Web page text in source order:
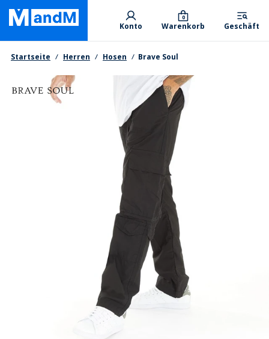
Skip
main
content
Primary departments
Konto Warenkorb
0
Geschäft
Brotkrumen
Startseite Herren Hosen Brave Soul